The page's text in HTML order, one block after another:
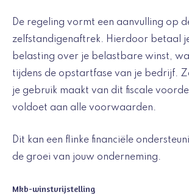
De regeling vormt een aanvulling op
zelfstandigenaftrek. Hierdoor betaal
belasting over je belastbare winst,
tijdens de opstartfase van je bedrijf.
je gebruik maakt van dit fiscale
voldoet aan alle voorwaarden.
Dit kan een flinke financiële
de groei van jouw onderneming.
Mkb-winstvrijstelling